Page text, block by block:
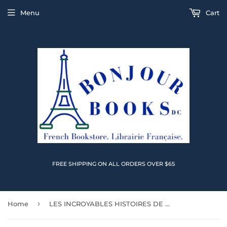
FREE SHIPPING ON ALL ORDERS OVER $65
Menu Cart
Home › LES INCROYABLES HISTOIRES DE MIGUEL - TOME 1 BRAQUAGE A LA MEXICAINE